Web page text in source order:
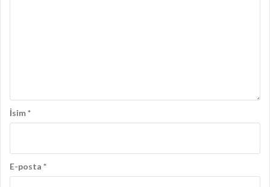
İsim*
E-posta *